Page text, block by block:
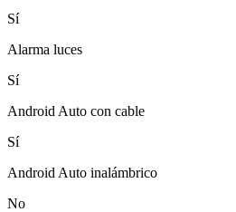
Sí
Alarma luces
Sí
Android Auto con cable
Sí
Android Auto inalámbrico
No